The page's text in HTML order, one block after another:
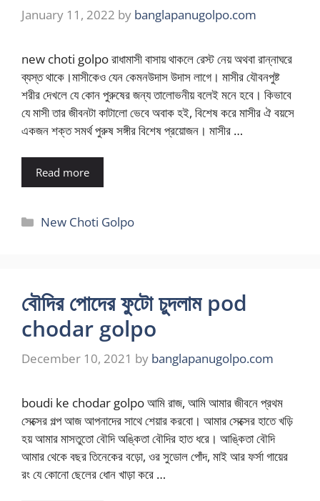
January 11, 2022 by banglapanugolpo.com
new choti golpo রাধামাসী বাসায় থাকলে রেস্ট নেয় অথবা রান্নাঘরে
ব্যস্ত থাকে।মাসীকেও যেন কেমনউদাস উদাস লাগে। মাসীর যৌবনপুষ্ট
শরীর দেখলে যে কোন পুরুষের জন্য তালোভনীয় বলেই মনে হবে। কিভাবে
যে মাসী তার জীবনটা কাটালো ভেবে অবাক হই, বিশেষ করে মাসীর ঐ বয়সে
একজন শক্ত সমর্থ পুরুষ সঙ্গীর বিশেষ প্রয়োজন। মাসীর …
Read more
Categories
New Choti Golpo
বৌদির পোদের ফুটো চুদলাম pod
chodar golpo
December 10, 2021 by banglapanugolpo.com
boudi ke chodar golpo আমি রাজ, আমি আমার জীবনে প্রথম
সেক্সের গল্প আজ আপনাদের সাথে শেয়ার করবো। আমার সেক্সের হাতে খড়ি
হয় আমার মাসতুতো বৌদি অঙ্কিতা বৌদির হাত ধরে। আঙ্কিতা বৌদি
আমার থেকে বছর তিনেকের বড়ো, ওর সুডোল পোঁদ, মাই আর ফর্সা গায়ের
রং যে কোনো ছেলের ধোন খাড়া করে …